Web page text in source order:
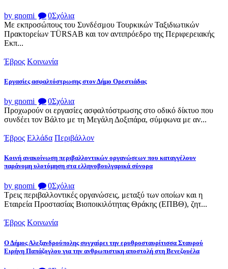
by gnomi 0Σχόλια
Με εκπροσώπους του Συνδέσμου Τουρκικών Ταξιδιωτικών
Πρακτορείων TÜRSAB και τον αντιπρόεδρο της Περιφερειακής
Εκπ...
Έβρος Κοινωνία
Εργασίες ασφαλτόστρωσης στον Δήμο Ορεστιάδας
by gnomi 0Σχόλια
Προχωρούν οι εργασίες ασφαλτόστρωσης στο οδικό δίκτυο που
συνδέει τον Βάλτο με τη Μεγάλη Δοξιπάρα, σύμφωνα με αν...
Έβρος Ελλάδα Περιβάλλον
Κοινή ανακοίνωση περιβαλλοντικών οργανώσεων που καταγγέλουν
παράνομη υλοτόμηση στα ελληνοβουλγαρικά σύνορα
by gnomi 0Σχόλια
Τρεις περιβαλλοντικές οργανώσεις, μεταξύ των οποίων και η
Εταιρεία Προστασίας Βιοποικιλότητας Θράκης (ΕΠΒΘ), ζητ...
Έβρος Κοινωνία
Ο Δήμος Αλεξανδρούπολης συγχαίρει την ερυθροσταυρίτισσα Σταυρού
Ειρήνη Παπάζογλου για την ανθρωπιστικη αποστολή στη Βενεζουέλα